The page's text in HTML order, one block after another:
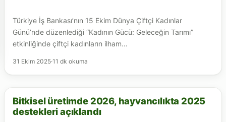
Türkiye İş Bankası’nın 15 Ekim Dünya Çiftçi Kadınlar
Günü’nde düzenlediği “Kadının Gücü: Geleceğin Tarımı”
etkinliğinde çiftçi kadınların ilham…
31 Ekim 2025·11 dk okuma
ARICILIK
Bitkisel üretimde 2026, hayvancılıkta 2025
destekleri açıklandı